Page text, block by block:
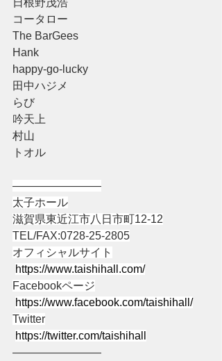
コータロー
The BarGees
Hank
happy-go-lucky
田中ハジメ
らび
吟天上
村山
トオル
――――――――
太子ホール
滋賀県東近江市八日市町12-12
TEL/FAX:0728-25-2805
オフィシャルサイト
https://www.taishihall.com/
Facebookページ
https://www.facebook.com/taishihall/
Twitter
https://twitter.com/taishihall
――――――――